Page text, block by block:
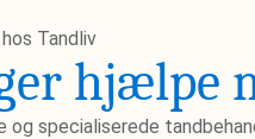
hjælpe
specialiserede